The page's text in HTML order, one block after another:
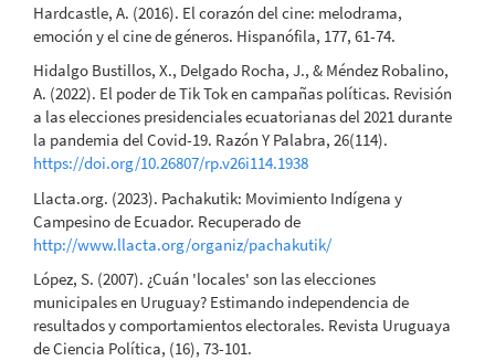
Hardcastle, A. (2016). El corazón del cine: melodrama,
emoción y el cine de géneros. Hispanófila, 177, 61-74.
Hidalgo Bustillos, X., Delgado Rocha, J., & Méndez Robalino,
A. (2022). El poder de Tik Tok en campañas políticas. Revisión
a las elecciones presidenciales ecuatorianas del 2021 durante
la pandemia del Covid-19. Razón Y Palabra, 26(114).
https://doi.org/10.26807/rp.v26i114.1938
Llacta.org. (2023). Pachakutik: Movimiento Indígena y
Campesino de Ecuador. Recuperado de
http://www.llacta.org/organiz/pachakutik/
López, S. (2007). ¿Cuán 'locales' son las elecciones
municipales en Uruguay? Estimando independencia de
resultados y comportamientos electorales. Revista Uruguaya
de Ciencia Política, (16), 73-101.